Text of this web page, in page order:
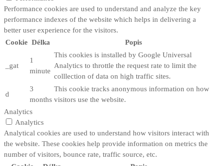
Performance cookies are used to understand and analyze the key
performance indexes of the website which helps in delivering a
better user experience for the visitors.
Cookie Délka Popis
_gat
1
minute
This cookies is installed by Google Universal
Analytics to throttle the request rate to limit the
colllection of data on high traffic sites.
d
3
months
This cookie tracks anonymous information on how
visitors use the website.
Analytics
Analytics
Analytical cookies are used to understand how visitors interact with
the website. These cookies help provide information on metrics the
number of visitors, bounce rate, traffic source, etc.